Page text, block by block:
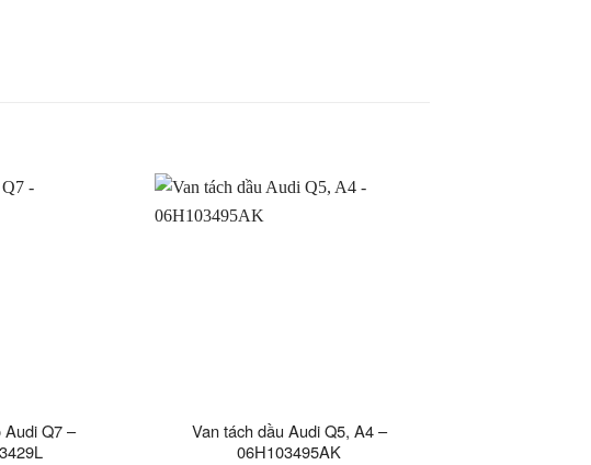
Audi Q7 –
Van tách dầu Audi Q5, A4 –
06H103495AK